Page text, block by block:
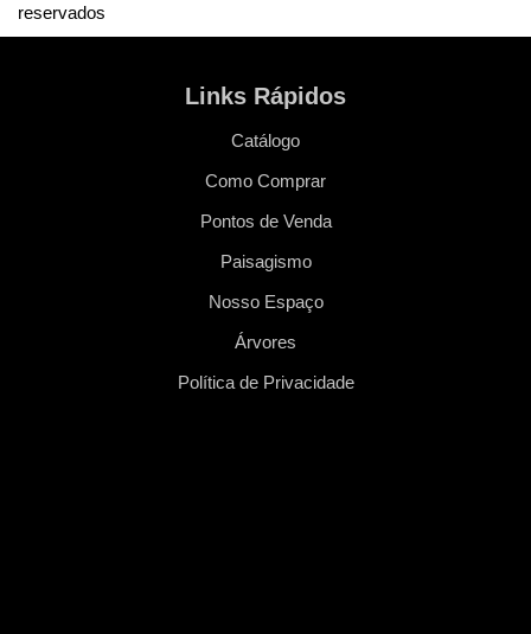
reservados
Links Rápidos
Catálogo
Como Comprar
Pontos de Venda
Paisagismo
Nosso Espaço
Árvores
Política de Privacidade